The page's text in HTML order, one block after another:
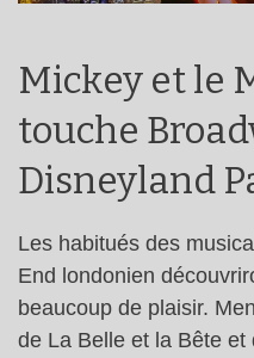
Mickey et le
touche
Disneyland
Les habitués des
End londonien
beaucoup de plaisir.
de La Belle et la Bête et